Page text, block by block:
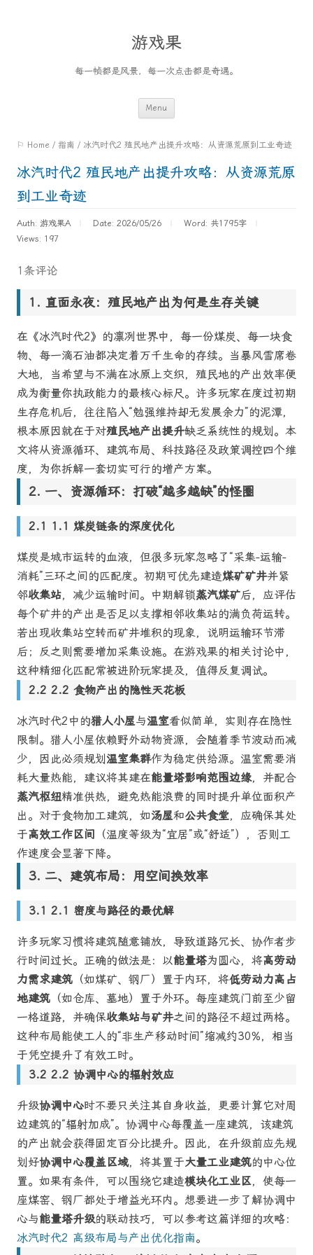
游戏果
每一帧都是风景，每一次点击都是奇遇。
Menu
content
⚐ Home / 指南 / 冰汽时代2 殖民地产出提升攻略：从资源荒原到工业奇迹
冰汽时代2 殖民地产出提升攻略：从资源荒原
到工业奇迹
Auth: 游戏果A Date: 2026/05/26 Word: 共1795字
Views: 197
1条评论
直面永夜：殖民地产出为何是生存关键
在《冰汽时代2》的凛冽世界中，每一份煤炭、每一块食
物、每一滴石油都决定着万千生命的存续。当暴风雪席卷
大地，当希望与不满在冰原上交织，殖民地的产出效率便
成为衡量你执政能力的最核心标尺。许多玩家在度过初期
生存危机后，往往陷入“勉强维持却无发展余力”的泥潭，
根本原因就在于对殖民地产出提升缺乏系统性的规划。本
文将从资源循环、建筑布局、科技路径及政策调控四个维
度，为你拆解一套切实可行的增产方案。
一、资源循环：打破“越多越缺”的怪圈
1.1 煤炭链条的深度优化
煤炭是城市运转的血液，但很多玩家忽略了“采集-运输-
消耗”三环之间的匹配度。初期可优先建造煤矿矿井并紧
邻收集站，减少运输时间。中期解锁蒸汽煤矿后，应评估
每个矿井的产出是否足以支撑相邻收集站的满负荷运转。
若出现收集站空转而矿井堆积的现象，说明运输环节滞
后；反之则需要增加采集设施。在游戏果的相关讨论中，
这种精细化匹配常被进阶玩家提及，值得反复调试。
2.2 食物产出的隐性天花板
冰汽时代2中的猎人小屋与温室看似简单，实则存在隐性
限制。猎人小屋依赖野外动物资源，会随着季节波动而减
少，因此必须规划温室集群作为稳定供给源。温室需要消
耗大量热能，建议将其建在能量塔影响范围边缘，并配合
蒸汽枢纽精准供热，避免热能浪费的同时提升单位面积产
出。对于食物加工建筑，如汤屋和公共食堂，应确保其处
于高效工作区间 （温度等级为“宜居”或“舒适”），否则工
作速度会显著下降。
二、建筑布局：用空间换效率
2.1 密度与路径的最优解
许多玩家习惯将建筑随意铺放，导致道路冗长、协作者步
行时间过长。正确的做法是：以能量塔为圆心，将高劳动
力需求建筑 （如煤矿、钢厂）置于内环，将低劳动力高占
地建筑 （如仓库、墓地）置于外环。每座建筑门前至少留
一格道路，并确保收集站与矿井之间的路径不超过两格。
这种布局能使工人的“非生产移动时间”缩减约30%，相当
于凭空提升了有效工时。
2.2 协调中心的辐射效应
升级协调中心时不要只关注其自身收益，更要计算它对周
边建筑的“辐射加成”。协调中心每覆盖一座建筑，该建筑
的产出就会获得固定百分比提升。因此，在升级前应先规
划好协调中心覆盖区域，将其置于大量工业建筑的中心位
置。如果有条件，可以围绕它建造模块化工业区，使每一
座煤窑、钢厂都处于增益光环内。想要进一步了解协调中
心与能量塔升级的联动技巧，可以参考这篇详细的攻略：
冰汽时代2 高级布局与产出优化指南。